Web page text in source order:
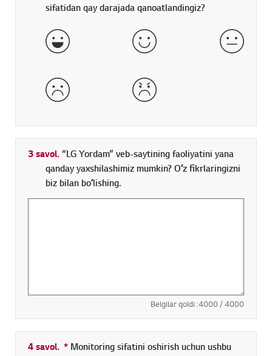
sifatidan qay darajada qanoatlandingiz?
aʼlo yaxshi
yomon juda yomon
3 savol.“LG Yordam” veb-saytining faoliyatini yana
qanday yaxshilashimiz mumkin? Oʻz fikrlaringizni
biz bilan boʻlishing.
Belgilar qoldi :4000/ 4000
4 savol. * Toʻldirish shart boʻlgan maydon
Monitoring sifatini oshirish uchun ushbu